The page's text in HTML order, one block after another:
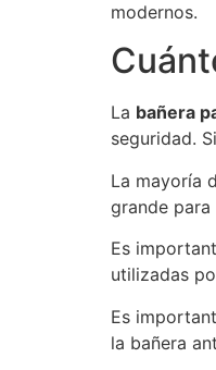
modernos.
La bañera
seguridad.
La mayoría
grande para
Es
utilizadas
Es
la bañera